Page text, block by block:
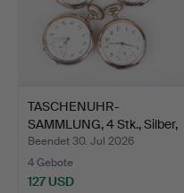
TASCHENUHR-
SAMMLUNG, 4 Stk., Silber,
u.a. …
Beendet 30. Jul 2026
4 Gebote
127 USD